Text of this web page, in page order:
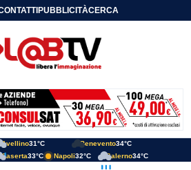
PUBBLICITÀCERCA
Avellino31°C Benevento34°C
Caserta33°C Napoli32°C Salerno34°C